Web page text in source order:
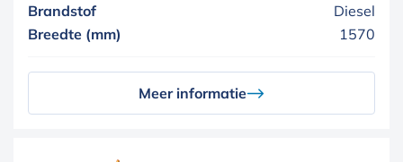
Brandstof
Diesel
Breedte (mm)
1570
Meer informatie